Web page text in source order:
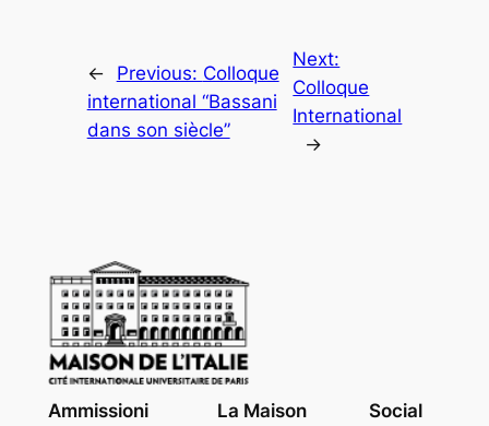
← Previous: Colloque
international “Bassani
dans son siècle”
Next:
Colloque
International
→
Ammissioni La Maison Social